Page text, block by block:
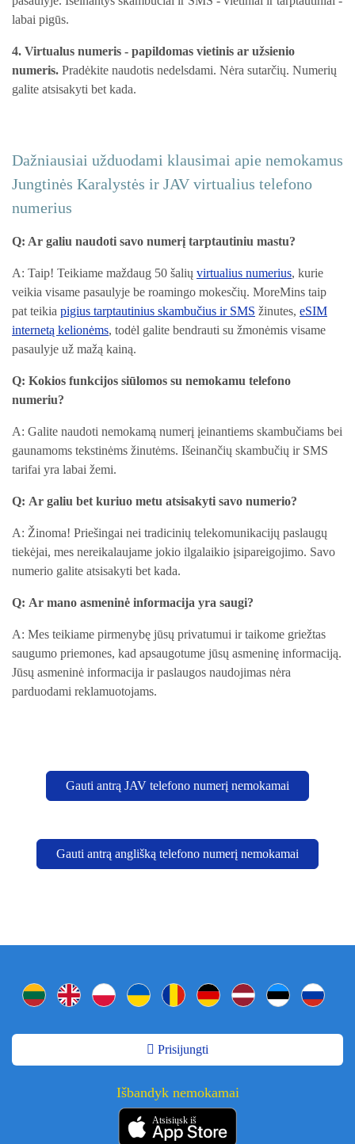
labai pigūs.
4. Virtualus numeris - papildomas vietinis ar užsienio
numeris. Pradėkite naudotis nedelsdami. Nėra sutarčių. Numerių
galite atsisakyti bet kada.
Dažniausiai užduodami klausimai apie nemokamus
Jungtinės Karalystės ir JAV virtualius telefono
numerius
Q: Ar galiu naudoti savo numerį tarptautiniu mastu?
A: Taip! Teikiame maždaug 50 šalių virtualius numerius, kurie
veikia visame pasaulyje be roamingo mokesčių. MoreMins taip
pat teikia pigius tarptautinius skambučius ir SMS žinutes, eSIM
internetą kelionėms, todėl galite bendrauti su žmonėmis visame
pasaulyje už mažą kainą.
Q: Kokios funkcijos siūlomos su nemokamu telefono
numeriu?
A: Galite naudoti nemokamą numerį įeinantiems skambučiams bei
gaunamoms tekstinėms žinutėms. Išeinančių skambučių ir SMS
tarifai yra labai žemi.
Q: Ar galiu bet kuriuo metu atsisakyti savo numerio?
A: Žinoma! Priešingai nei tradicinių telekomunikacijų paslaugų
tiekėjai, mes nereikalaujame jokio ilgalaikio įsipareigojimo. Savo
numerio galite atsisakyti bet kada.
Q: Ar mano asmeninė informacija yra saugi?
A: Mes teikiame pirmenybę jūsų privatumui ir taikome griežtas
saugumo priemones, kad apsaugotume jūsų asmeninę informaciją.
Jūsų asmeninė informacija ir paslaugos naudojimas nėra
parduodami reklamuotojams.
Gauti antrą JAV telefono numerį nemokamai
Gauti antrą anglišką telefono numerį nemokamai
Prisijungti
Išbandyk nemokamai
Atsisiųsk iš